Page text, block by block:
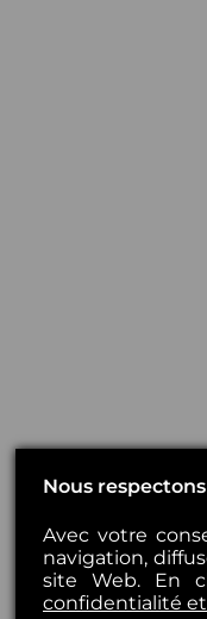
Nous
Avec votre
navigation,
site Web. En
confidentialité et